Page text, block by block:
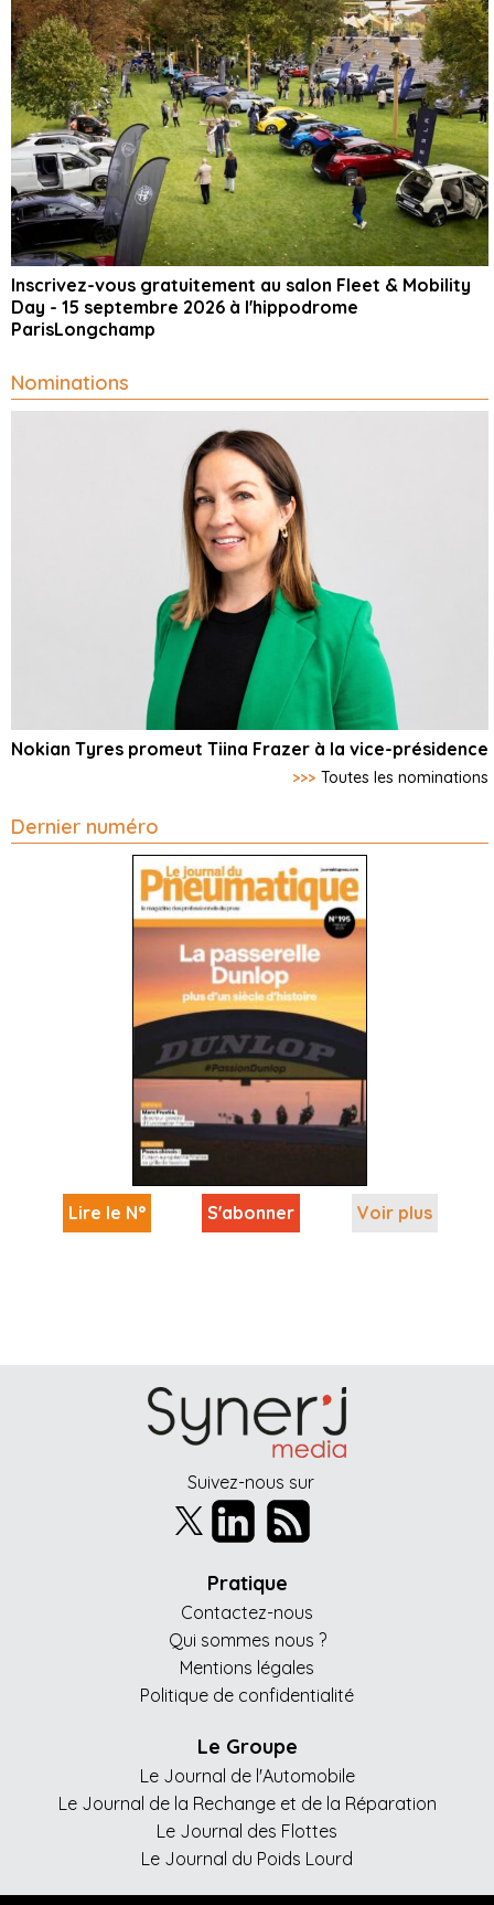
Inscrivez-vous gratuitement au salon Fleet & Mobility
Day - 15 septembre 2026 à l'hippodrome
ParisLongchamp
Nominations
Nokian Tyres promeut Tiina Frazer à la vice-présidence
>>> Toutes les nominations
Dernier numéro
Lire le N° S'abonner Voir plus
Suivez-nous sur
Pratique
Contactez-nous
Qui sommes nous ?
Mentions légales
Politique de confidentialité
Le Groupe
Le Journal de l'Automobile
Le Journal de la Rechange et de la Réparation
Le Journal des Flottes
Le Journal du Poids Lourd